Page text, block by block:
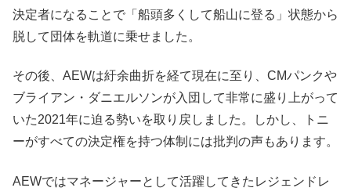
決定者になることで「船頭多くして船山に登る」状態から
脱して団体を軌道に乗せました。
その後、AEWは紆余曲折を経て現在に至り、CMパンクや
ブライアン・ダニエルソンが入団して非常に盛り上がって
いた2021年に迫る勢いを取り戻しました。しかし、トニ
ーがすべての決定権を持つ体制には批判の声もあります。
AEWではマネージャーとして活躍してきたレジェンドレ